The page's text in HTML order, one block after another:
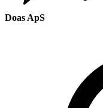
Doas ApS